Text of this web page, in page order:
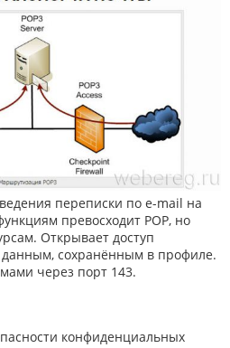
переписки по e-mail на
превосходит POP, но
Открывает доступ
данным, сохранённым в профиле.
через порт 143.
конфиденциальных